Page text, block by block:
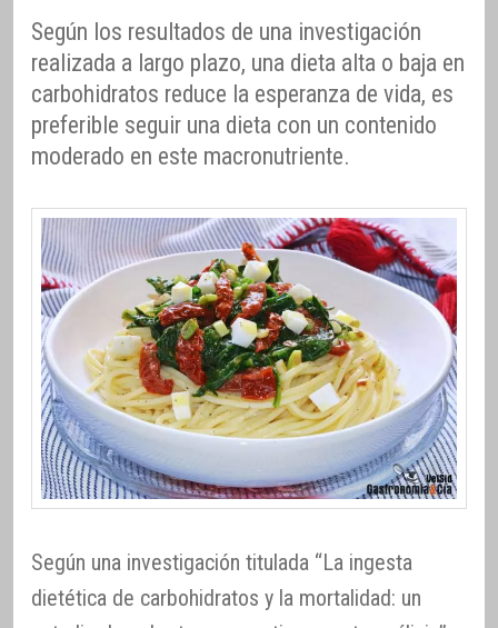
Según los resultados de una investigación
realizada a largo plazo, una dieta alta o baja en
carbohidratos reduce la esperanza de vida, es
preferible seguir una dieta con un contenido
moderado en este macronutriente.
Según una investigación titulada “La ingesta
dietética de carbohidratos y la mortalidad: un